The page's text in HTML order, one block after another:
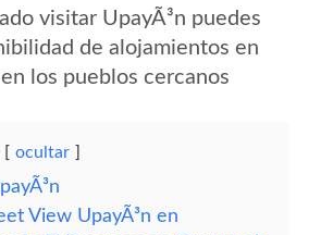
visitar UpayÃ³n puedes
de alojamientos en
los pueblos cercanos
ocultar
View UpayÃ³n en